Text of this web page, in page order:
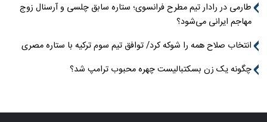
طارمی در رادار تیم مطرح فرانسوی؛ ستاره سابق چلسی و آرسنال زوج
مهاجم ایرانی می‌شود؟
انتخاب صلاح همه را شوکه کرد/ توافق تیم سوم ترکیه با ستاره مصری
چگونه یک زن بسکتبالیست چهره محبوب ترامپ شد؟